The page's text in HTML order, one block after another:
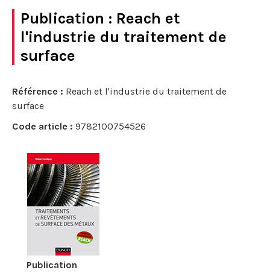
Publication : Reach et
l'industrie du traitement de
surface
Référence : Reach et l'industrie du traitement de
surface
Code article : 9782100754526
Publication